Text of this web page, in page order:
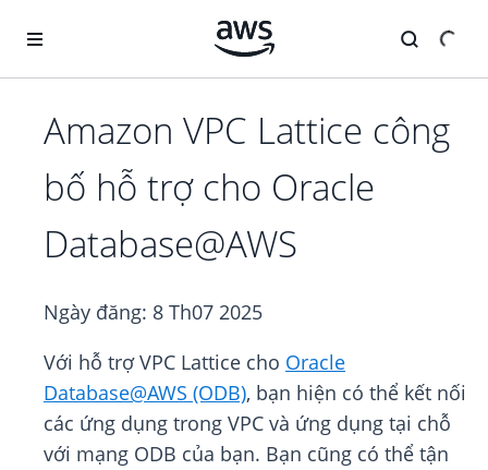
Amazon VPC Lattice công
bố hỗ trợ cho Oracle
Database@AWS
Ngày đăng: 8 Th07 2025
Với hỗ trợ VPC Lattice cho Oracle
Database@AWS (ODB), bạn hiện có thể kết nối
các ứng dụng trong VPC và ứng dụng tại chỗ
với mạng ODB của bạn. Bạn cũng có thể tận